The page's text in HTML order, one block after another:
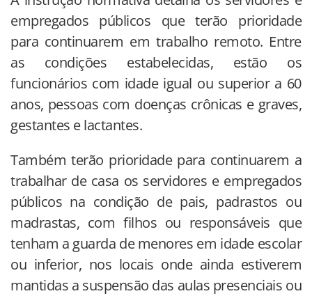
empregados públicos que terão prioridade
para continuarem em trabalho remoto. Entre
as condições estabelecidas, estão os
funcionários com idade igual ou superior a 60
anos, pessoas com doenças crônicas e graves,
gestantes e lactantes.
Também terão prioridade para continuarem a
trabalhar de casa os servidores e empregados
públicos na condição de pais, padrastos ou
madrastas, com filhos ou responsáveis que
tenham a guarda de menores em idade escolar
ou inferior, nos locais onde ainda estiverem
mantidas a suspensão das aulas presenciais ou